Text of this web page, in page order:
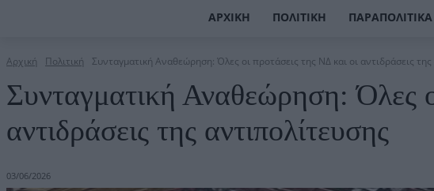
ΑΡΧΙΚΉ ΠΟΛΙΤΙΚΉ ΠΑΡΑΠΟΛΙΤΙΚΆ
Αρχική Πολιτική Συνταγματική Αναθεώρηση: Όλες οι προτάσεις της ΝΔ και οι αντιδράσεις της
Συνταγματική Αναθεώρηση: Όλες
αντιδράσεις της αντιπολίτευσης
03/06/2026